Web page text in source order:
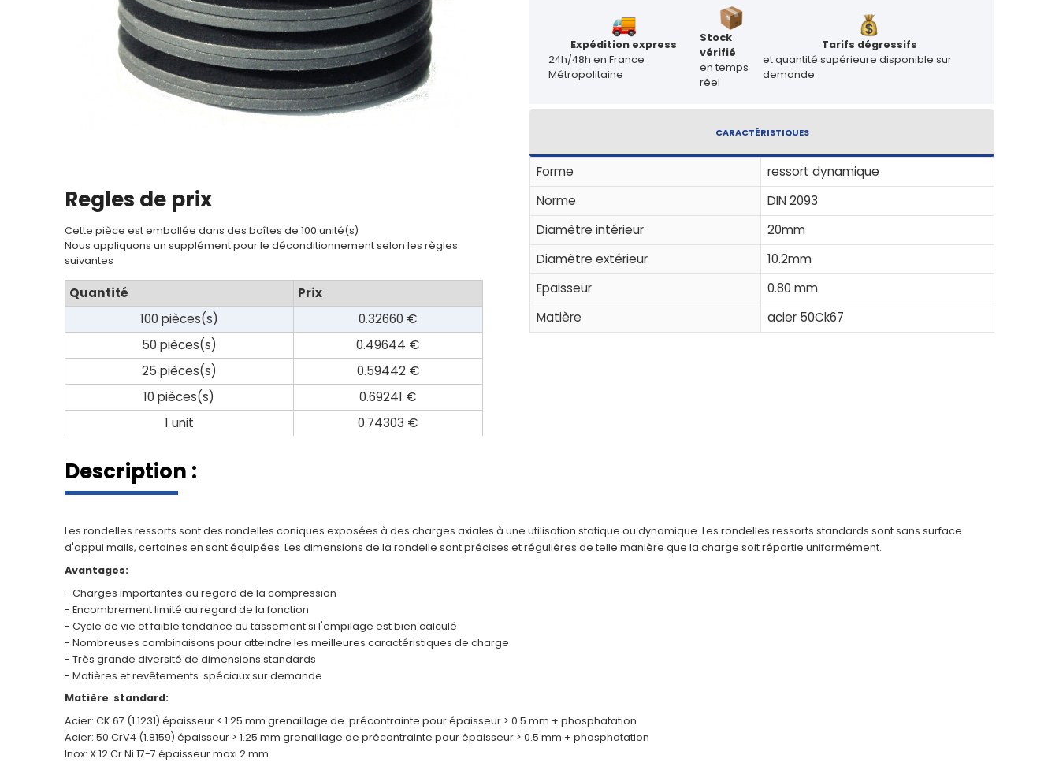
Regles de prix
Cette pièce est emballée dans des boîtes de 100 unité(s)
Nous appliquons un supplément pour le déconditionnement selon les règles
suivantes
Quantité
Prix
100 pièces(s)
0.32660 €
50 pièces(s)
0.49644 €
25 pièces(s)
0.59442 €
10 pièces(s)
0.69241 €
1 unit
0.74303 €
Expédition express
24h/48h en France
Métropolitaine
Stock
vérifié
en temps
réel
Tarifs dégressifs
et quantité supérieure disponible sur
demande
CARACTÉRISTIQUES
Forme
ressort dynamique
Norme
DIN 2093
Diamètre intérieur
20mm
Diamètre extérieur
10.2mm
Epaisseur
0.80 mm
Matière
acier 50Ck67
Description :
Les rondelles ressorts sont des rondelles coniques exposées à des charges axiales à une utilisation statique ou dynamique. Les rondelles ressorts standards sont sans surface
d'appui mails, certaines en sont équipées. Les dimensions de la rondelle sont précises et régulières de telle manière que la charge soit répartie uniformément.
Avantages:
- Charges importantes au regard de la compression
- Encombrement limité au regard de la fonction
- Cycle de vie et faible tendance au tassement si l'empilage est bien calculé
- Nombreuses combinaisons pour atteindre les meilleures caractéristiques de charge
- Très grande diversité de dimensions standards
- Matières et revêtements spéciaux sur demande
Matière standard:
Acier: CK 67 (1.1231) épaisseur < 1.25 mm grenaillage de précontrainte pour épaisseur > 0.5 mm + phosphatation
Acier: 50 CrV4 (1.8159) épaisseur > 1.25 mm grenaillage de précontrainte pour épaisseur > 0.5 mm + phosphatation
Inox: X 12 Cr Ni 17-7 épaisseur maxi 2 mm